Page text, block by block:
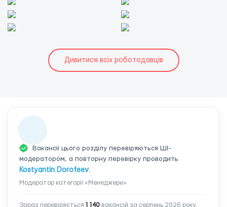
Дивитися всіх роботодавців
Вакансії цього розділу перевіряються ШІ-
модератором, а повторну перевірку проводить
Kostyantin Dorofeev.
Модератор категорії «Менеджери»
Зараз перевіряється 1 140 вакансій за серпень 2026 року.